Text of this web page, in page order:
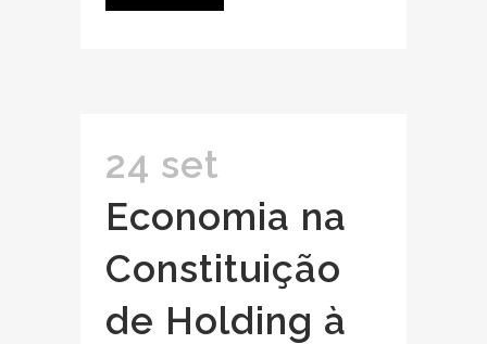
24 set
Economia na
Constituição
de Holding à